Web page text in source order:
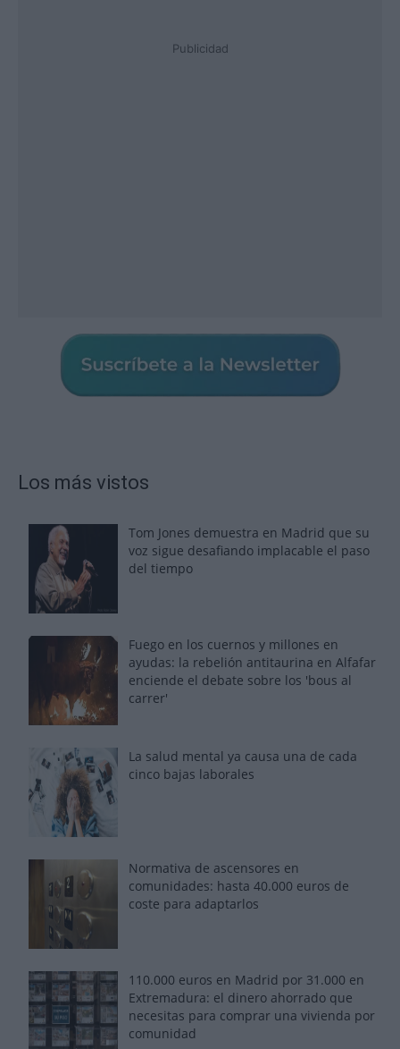
Publicidad
Los más vistos
Tom Jones demuestra en Madrid que su
voz sigue desafiando implacable el paso
del tiempo
Fuego en los cuernos y millones en
ayudas: la rebelión antitaurina en Alfafar
enciende el debate sobre los 'bous al
carrer'
La salud mental ya causa una de cada
cinco bajas laborales
Normativa de ascensores en
comunidades: hasta 40.000 euros de
coste para adaptarlos
110.000 euros en Madrid por 31.000 en
Extremadura: el dinero ahorrado que
necesitas para comprar una vivienda por
comunidad